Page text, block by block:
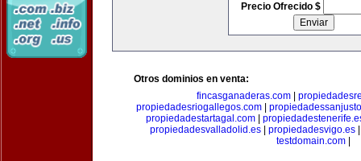
Precio Ofrecido $
Otros dominios en venta:
fincasganaderas.com|
propiedadesriogallegos.com|
propiedadestartagal.com|
propiedadesvalladolid.es
propiedadesvigo.es
testdomain.com